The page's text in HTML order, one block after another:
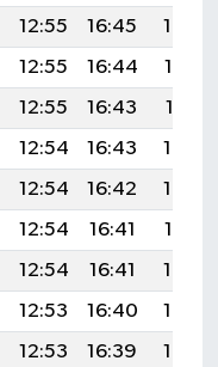
12:55 16:45
19:54
12:55 16:44
19:53
12:55 16:43
19:51
12:54 16:43
19:50
12:54 16:42
19:48
12:54 16:41
19:47
12:54 16:41
19:46
12:53 16:40
19:44
12:53 16:39
19:43